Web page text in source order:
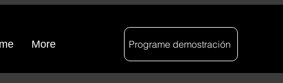
More Programe demostración